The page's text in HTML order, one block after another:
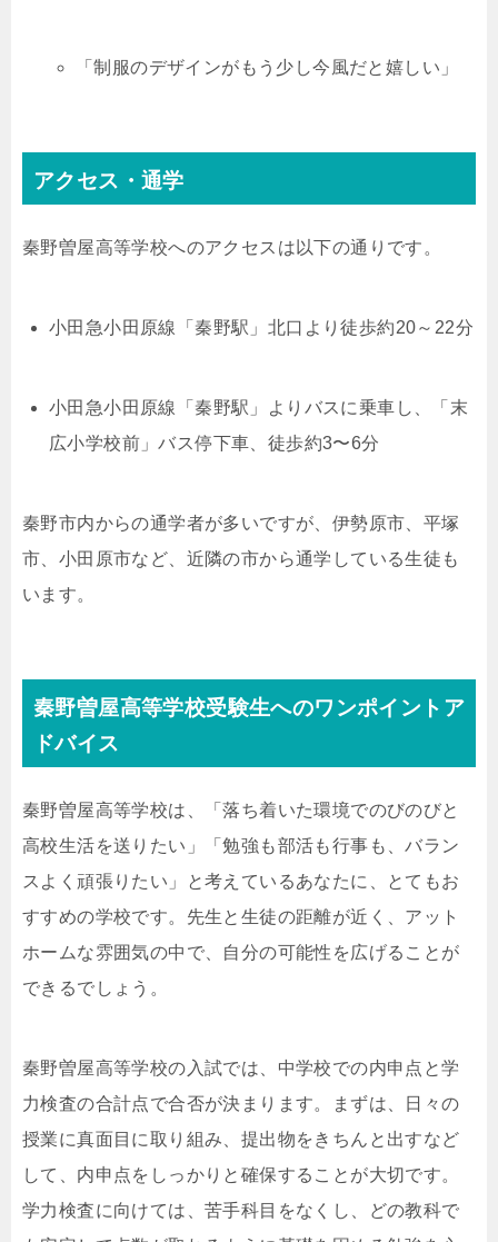
「制服のデザインがもう少し今風だと嬉しい」
アクセス・通学
秦野曽屋高等学校へのアクセスは以下の通りです。
小田急小田原線「秦野駅」北口より徒歩約20～22分
小田急小田原線「秦野駅」よりバスに乗車し、「末
広小学校前」バス停下車、徒歩約3〜6分
秦野市内からの通学者が多いですが、伊勢原市、平塚
市、小田原市など、近隣の市から通学している生徒も
います。
秦野曽屋高等学校受験生へのワンポイントア
ドバイス
秦野曽屋高等学校は、「落ち着いた環境でのびのびと
高校生活を送りたい」「勉強も部活も行事も、バラン
スよく頑張りたい」と考えているあなたに、とてもお
すすめの学校です。先生と生徒の距離が近く、アット
ホームな雰囲気の中で、自分の可能性を広げることが
できるでしょう。
秦野曽屋高等学校の入試では、中学校での内申点と学
力検査の合計点で合否が決まります。まずは、日々の
授業に真面目に取り組み、提出物をきちんと出すなど
して、内申点をしっかりと確保することが大切です。
学力検査に向けては、苦手科目をなくし、どの教科で